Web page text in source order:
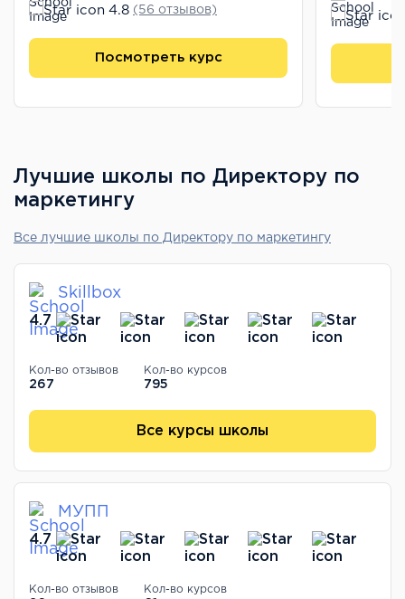
4.8 (56 отзывов)
Посмотреть курс
Лучшие школы по Директору по
маркетингу
Все лучшие школы по Директору по маркетингу
Skillbox
4.7
Кол-во отзывов
267
Кол-во курсов
795
Все курсы школы
МУПП
4.7
Кол-во отзывов Кол-во курсов